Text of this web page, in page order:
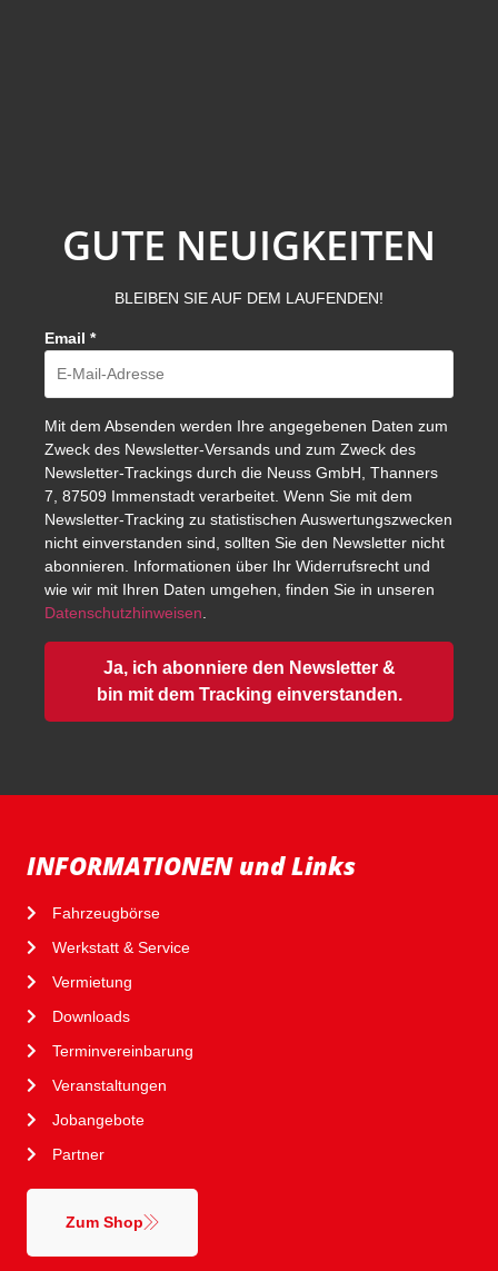
GUTE NEUIGKEITEN
BLEIBEN SIE AUF DEM LAUFENDEN!
Email *
Mit dem Absenden werden Ihre angegebenen Daten zum
Zweck des Newsletter-Versands und zum Zweck des
Newsletter-Trackings durch die Neuss GmbH, Thanners
7, 87509 Immenstadt verarbeitet. Wenn Sie mit dem
Newsletter-Tracking zu statistischen Auswertungszwecken
nicht einverstanden sind, sollten Sie den Newsletter nicht
abonnieren. Informationen über Ihr Widerrufsrecht und
wie wir mit Ihren Daten umgehen, finden Sie in unseren
Datenschutzhinweisen.
Ja, ich abonniere den Newsletter &
bin mit dem Tracking einverstanden.
INFORMATIONEN und Links
Fahrzeugbörse
Werkstatt & Service
Vermietung
Downloads
Terminvereinbarung
Veranstaltungen
Jobangebote
Partner
Zum Shop